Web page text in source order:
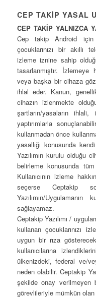
CEP TAKİP YASAL
CEP TAKİP YALNIZCA
Cep takip Android için
çocuklarınızı bir akıllı
izleme iznine sahip
tasarlanmıştır.
veya başka bir cihaza
ihlal eder. Kanun,
cihazın izlenmekte
şartların/yasaların
yaptırımlarla
kullanmadan önce
yasallığı konusunda kendi
Yazılımın kurulu olduğu
belirleme konusunda
Kullanıcının izleme
seçerse Ceptakip
Yazılımın/
sağlayamaz.
Ceptakip Yazılımı /
kullanan çocuklarınızı
uygun bir rıza
kullanıcılarına
ülkenizdeki, federal ve/
neden olabilir. Ceptakip
şekilde onay verilmeyen
görevlileriyle mümkün